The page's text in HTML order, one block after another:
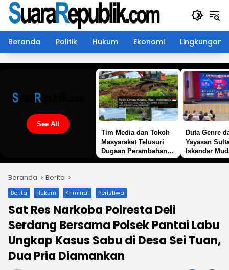
Langsung
konten
Beranda
Politik Hukum Ekonomi Lingkungan
See All
Tim Media dan Tokoh
Masyarakat Telusuri
Dugaan Perambahan
Duta Genre
Yayasan
Iskandar
Beranda Berita
Berita Hukum Kriminal Peristiwa
Sat Res Narkoba Polresta Deli
Serdang Bersama Polsek Pantai Labu
Ungkap Kasus Sabu di Desa Sei Tuan,
Dua Pria Diamankan